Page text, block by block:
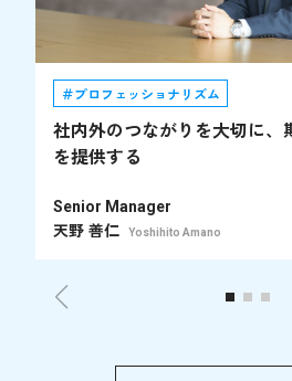
＃プロフェッショナリズム
社内外のつながりを大切に、
を提供する
Senior Manager
天野 善仁 Yoshihito Amano